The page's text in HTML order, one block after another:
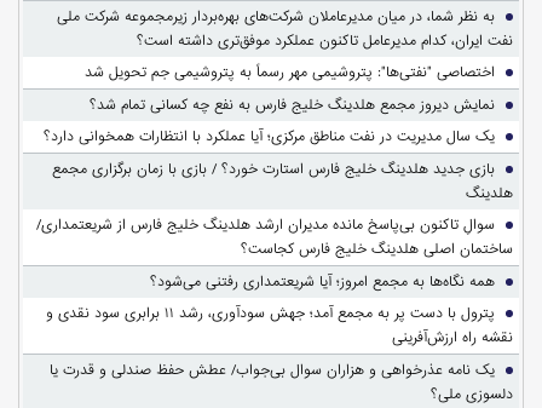
به نظر شما، در میان مدیرعاملان شرکت‌های بهره‌بردار زیرمجموعه شرکت ملی
نفت ایران، کدام مدیرعامل تاکنون عملکرد موفق‌تری داشته است؟
اختصاصی "نفتی‌ها": پتروشیمی مهر رسماً به پتروشیمی جم تحویل شد
نمایش دیروز مجمع هلدینگ خلیج فارس به نفع چه کسانی تمام شد؟
یک سال مدیریت در نفت مناطق مرکزی؛ آیا عملکرد با انتظارات همخوانی دارد؟
بازی جدید هلدینگ خلیج فارس استارت خورد؟ / بازی با زمان برگزاری مجمع
هلدینگ
سوالِ تاکنون بی‌پاسخ مانده مدیران ارشد هلدینگ خلیج فارس از شریعتمداری/
ساختمان اصلی هلدینگ خلیج فارس کجاست؟
همه نگاه‌ها به مجمع امروز؛ آیا شریعتمداری رفتنی می‌شود؟
پترول با دست پر به مجمع آمد؛ جهش سودآوری، رشد ۱۱ برابری سود نقدی و
نقشه راه ارزش‌آفرینی
یک نامه عذرخواهی و هزاران سوال بی‌جواب/ عطش حفظ صندلی و قدرت یا
دلسوزی ملی؟